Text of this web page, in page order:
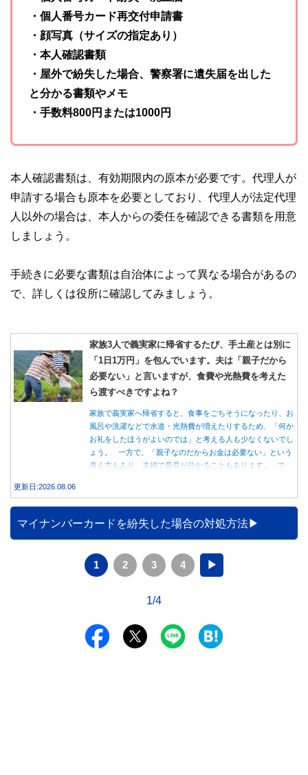
・個人番号カード再交付申請書
・顔写真（サイズの指定あり）
・本人確認書類
・屋外で紛失した場合、警察署に遺失届を出した
と分かる書類やメモ
・手数料800円または1000円
本人確認書類は、有効期限内の原本が必要です。代理人が
申請する場合も原本を必要としており、代理人が法定代理
人以外の場合は、本人からの委任を確認できる書類を用意
しましょう。
手続きに必要な書類は自治体によって異なる場合があるの
で、詳しくは役所に確認してみましょう。
家族3人で義実家に帰省するたび、手土産とは別に
「1日1万円」を包んでいます。夫は「親子だから
必要ない」と言いますが、食費や光熱費を考えた
ら渡すべきですよね？
家族で義実家へ帰省すると、食事をごちそうになったり、お
風呂や洗濯などで水道・光熱費が増えたりするため、「何か
お礼をしたほうがよいのでは」と考える人も少なくないでし
ょう。 一方で、「親子なのだからお金は必要ない」という
考え方もあり、夫婦で意見が分かることもあります。 で
更新日:2026.08.06
マイナンバーカードを紛失した場合の対処方法
1 2 3 4 ▶
1/4